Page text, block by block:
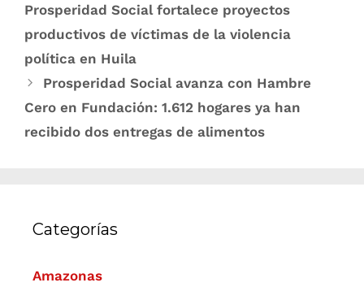
Prosperidad Social fortalece proyectos
productivos de víctimas de la violencia
política en Huila
Prosperidad Social avanza con Hambre
Cero en Fundación: 1.612 hogares ya han
recibido dos entregas de alimentos
Categorías
Amazonas